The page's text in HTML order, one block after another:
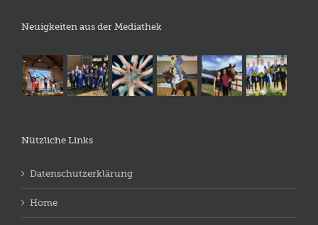
Neuigkeiten aus der Mediathek
Nützliche Links
Datenschutzerklärung
Home